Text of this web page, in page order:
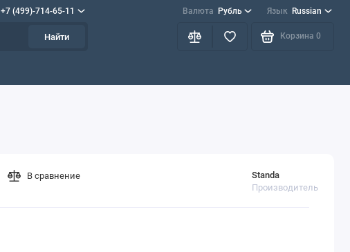
+7 (499)-714-65-11 Валюта Рубль Язык Russian
Найти Корзина 0
Standa
Производитель
В сравнение